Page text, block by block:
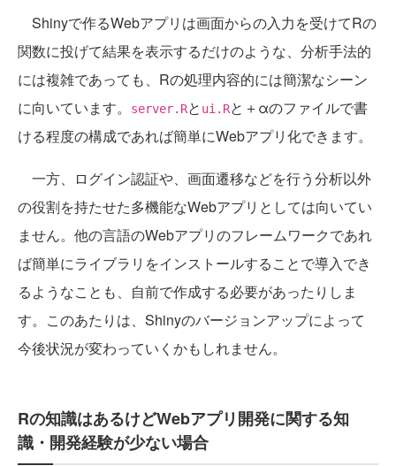
Shinyで作るWebアプリは画面からの入力を受けてRの
関数に投げて結果を表示するだけのような、分析手法的
には複雑であっても、Rの処理内容的には簡潔なシーン
に向いています。
server.Rと ui.Rと＋αのファイルで書
ける程度の構成であれば簡単にWebアプリ化できます。
一方、ログイン認証や、画面遷移などを行う分析以外
の役割を持たせた多機能なWebアプリとしては向いてい
ません。他の言語のWebアプリのフレームワークであれ
ば簡単にライブラリをインストールすることで導入でき
るようなことも、自前で作成する必要があったりしま
す。このあたりは、Shinyのバージョンアップによって
今後状況が変わっていくかもしれません。
Rの知識はあるけどWebアプリ開発に関する知
識・開発経験が少ない場合